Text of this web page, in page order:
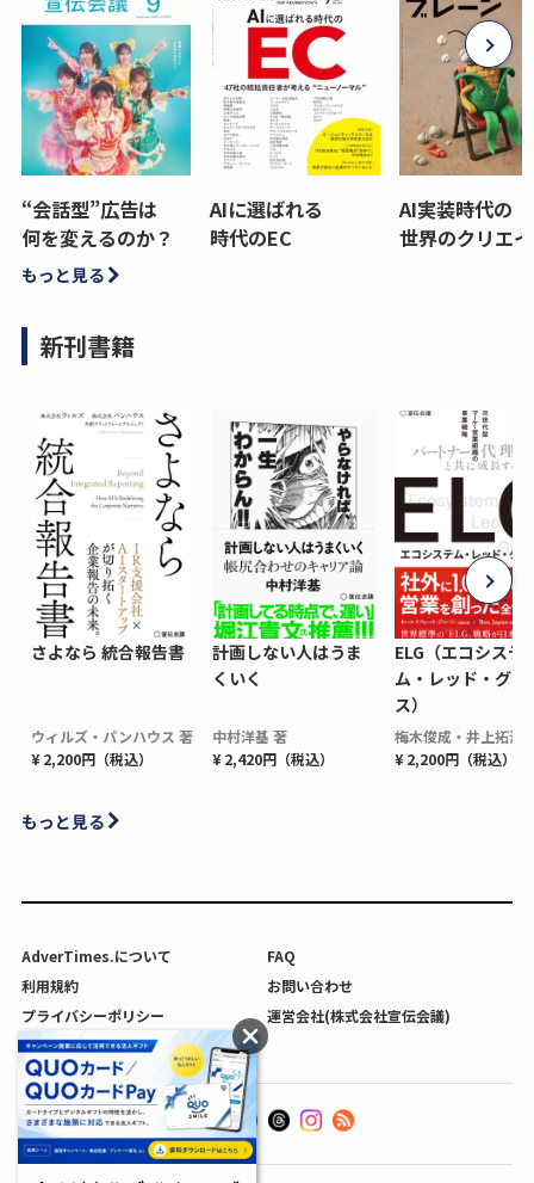
“会話型”広告は
何を変えるのか？
AIに選ばれる
時代のEC
AI実装時代の
世界のクリエ
もっと見る
新刊書籍
さよなら 統合報告書
ウィルズ・パンハウス 著
¥ 2,200円（税込）
計画しない人はうま
くいく
中村洋基 著
¥ 2,420円（税込）
ELG（エコシステ
ム・レッド・グロ
ス）
梅木俊成・井上拓海
¥ 2,200円（税込）
もっと見る
AdverTimes.について
FAQ
利用規約
お問い合わせ
プライバシーポリシー
運営会社(株式会社宣伝会議)
利用者情報の外部送信について